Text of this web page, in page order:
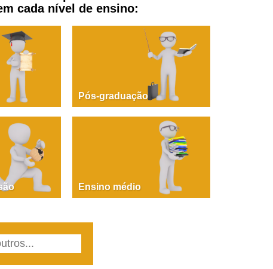
PAOLA GIUSTINA BACCIN
fare, partire! Aula 1 – parte 1
cada nível de ensino:
Pós-graduação
Ensino médio